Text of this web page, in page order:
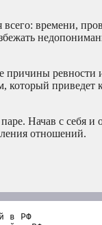
времени,
причины ревности
который приведет
Начав с себя и
отношений.
в РФ